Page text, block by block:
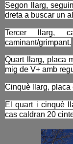
Segon llarg,
dreta a buscar un
Tercer llarg,
caminant/grimpant.
Quart llarg, placa
mig de V+ amb
Cinquè llarg, placa
El quart i cinquè
cas caldran 20